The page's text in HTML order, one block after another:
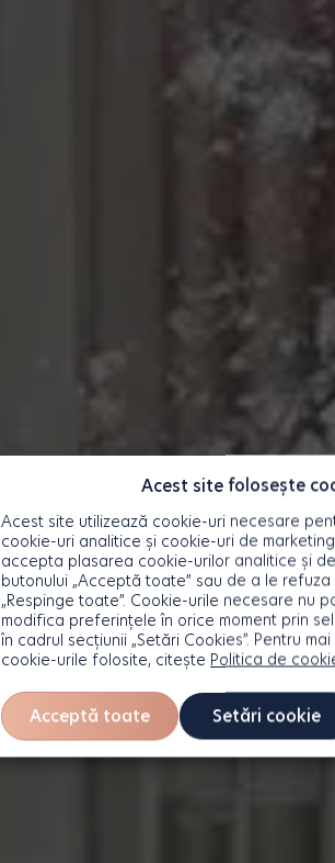
Acest site folosește
Acest site utilizează cookie-uri necesare
cookie-uri analitice și cookie-uri de
accepta plasarea cookie-urilor analitice și
butonului „Acceptă toate” sau de a le
„Respinge toate”. Cookie-urile necesare nu
modifica preferințele în orice moment prin
în cadrul secțiunii „Setări Cookies”. Pentru
cookie-urile folosite, citește Politica de
Acceptă toate Setări cookie